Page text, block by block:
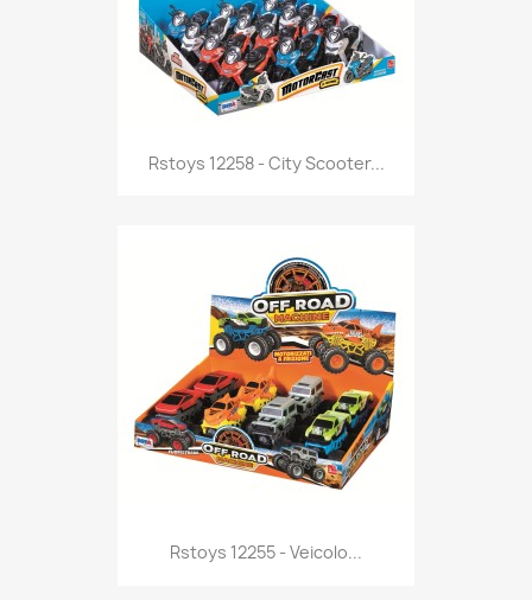
Anteprima
Rstoys 12258 - City Scooter...
 Anteprima
Rstoys 12255 - Veicolo...